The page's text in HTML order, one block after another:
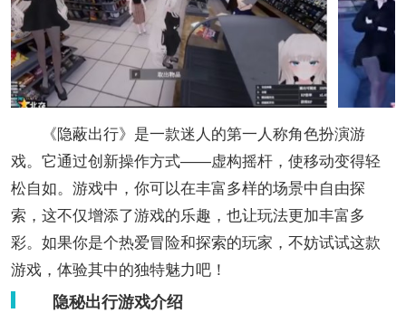
《隐蔽出行》是一款迷人的第一人称角色扮演游
戏。它通过创新操作方式——虚构摇杆，使移动变得轻
松自如。游戏中，你可以在丰富多样的场景中自由探
索，这不仅增添了游戏的乐趣，也让玩法更加丰富多
彩。如果你是个热爱冒险和探索的玩家，不妨试试这款
游戏，体验其中的独特魅力吧！
隐秘出行游戏介绍